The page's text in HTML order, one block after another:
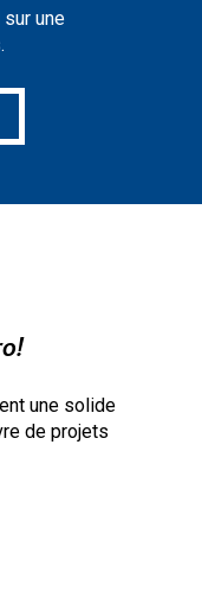
une
une solide
de projets